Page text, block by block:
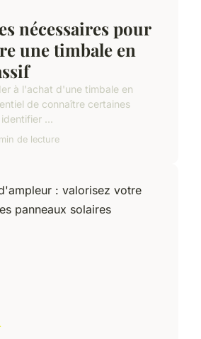
nécessaires pour
une timbale en
à l'achat d'une timbale en
de connaître certaines
...
de lecture